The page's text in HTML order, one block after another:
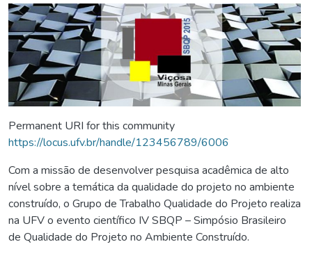
Permanent URI for this community
https://locus.ufv.br/handle/123456789/6006
Com a missão de desenvolver pesquisa acadêmica de alto
nível sobre a temática da qualidade do projeto no ambiente
construído, o Grupo de Trabalho Qualidade do Projeto realiza
na UFV o evento científico IV SBQP – Simpósio Brasileiro
de Qualidade do Projeto no Ambiente Construído.